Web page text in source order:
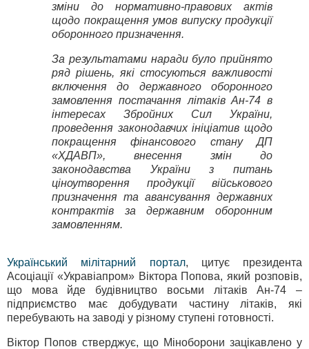
зміни до нормативно-правових актів
щодо покращення умов випуску продукції
оборонного призначення.
За результатами наради було прийнято
ряд рішень, які стосуються важливості
включення до державного оборонного
замовлення постачання літаків Ан-74 в
інтересах Збройних Сил України,
проведення законодавчих ініціатив щодо
покращення фінансового стану ДП
«ХДАВП», внесення змін до
законодавства України з питань
ціноутворення продукції військового
призначення та авансування державних
контрактів за державним оборонним
замовленням.
Український мілітарний портал, цитує президента
Асоціації «Укравіапром» Віктора Попова, який розповів,
що мова йде будівництво восьми літаків Ан-74 –
підприємство має добудувати частину літаків, які
перебувають на заводі у різному ступені готовності.
Віктор Попов стверджує, що Міноборони зацікавлено у